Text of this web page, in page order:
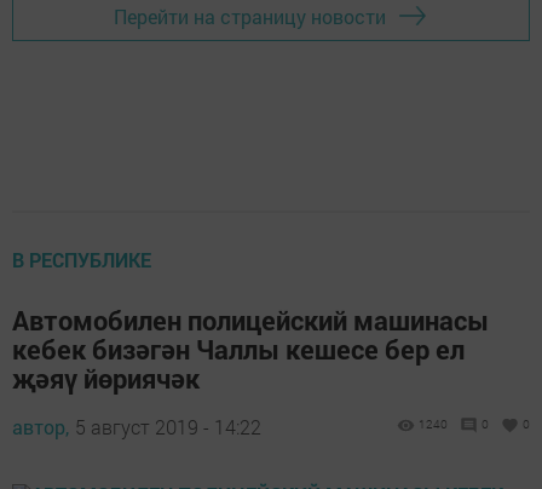
Перейти на страницу новости
В РЕСПУБЛИКЕ
Автомобилен полицейский машинасы
кебек бизәгән Чаллы кешесе бер ел
җәяү йөриячәк
автор, 5 август 2019 - 14:22 1240 0 0